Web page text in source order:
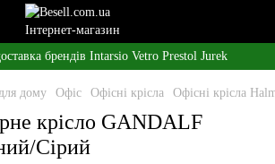
брендів Intarsio Vetro Prestol Jurek
дому Офіс Офісні крісла Офісні крісла
крісло GANDALF
Сірий